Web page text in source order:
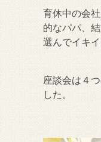
育休中の会
的なパパ、
選んでイキ
座談会は４
した。